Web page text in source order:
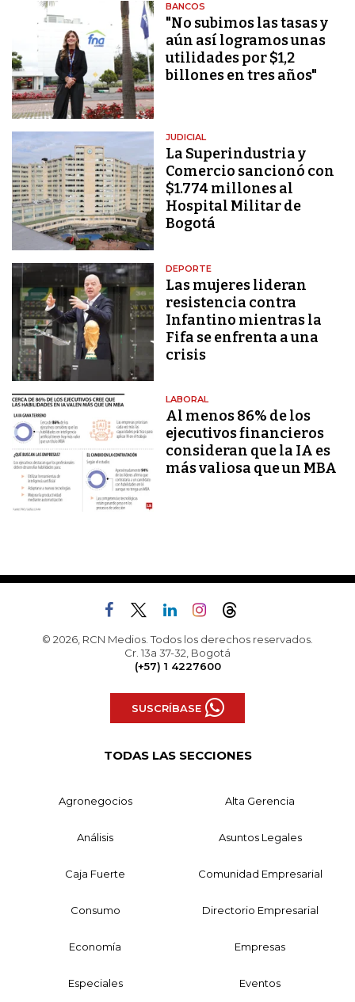
BANCOS
"No subimos las tasas y
aún así logramos unas
utilidades por $1,2
billones en tres años"
JUDICIAL
La Superindustria y
Comercio sancionó con
$1.774 millones al
Hospital Militar de
Bogotá
DEPORTE
Las mujeres lideran
resistencia contra
Infantino mientras la
Fifa se enfrenta a una
crisis
LABORAL
Al menos 86% de los
ejecutivos financieros
consideran que la IA es
más valiosa que un MBA
© 2026, RCN Medios. Todos los derechos reservados.
Cr. 13a 37-32, Bogotá
(+57) 1 4227600
SUSCRÍBASE
TODAS LAS SECCIONES
Agronegocios Alta Gerencia
Análisis Asuntos Legales
Caja Fuerte Comunidad Empresarial
Consumo Directorio Empresarial
Economía Empresas
Especiales Eventos